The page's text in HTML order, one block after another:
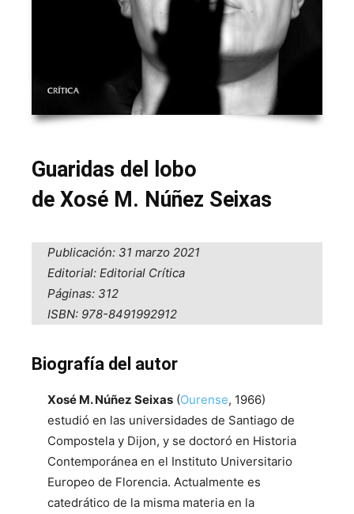
Guaridas del lobo
de Xosé M. Núñez Seixas
Publicación: 31 marzo 2021
Editorial: Editorial Crítica
Páginas: 312
ISBN: 978-8491992912
Biografía del autor
Xosé M. Núñez Seixas (Ourense, 1966)
estudió en las universidades de Santiago de
Compostela y Dijon, y se doctoró en Historia
Contemporánea en el Instituto Universitario
Europeo de Florencia. Actualmente es
catedrático de la misma materia en la